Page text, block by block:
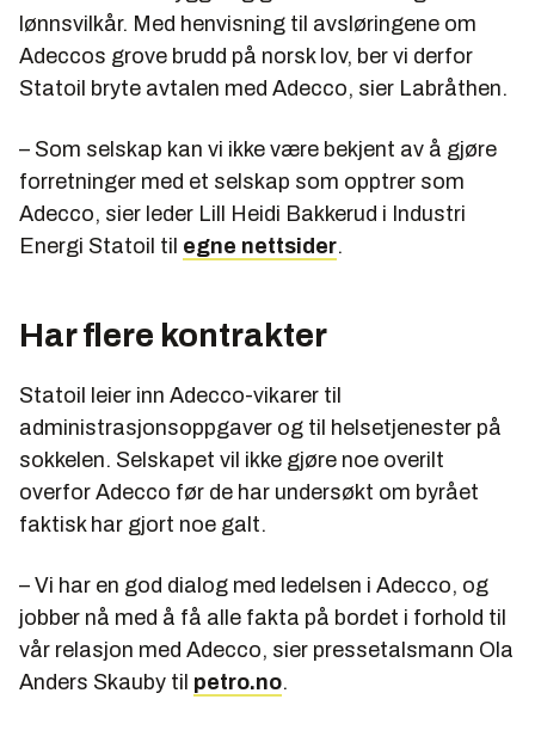
lønnsvilkår. Med henvisning til avsløringene om
Adeccos grove brudd på norsk lov, ber vi derfor
Statoil bryte avtalen med Adecco, sier Labråthen.
– Som selskap kan vi ikke være bekjent av å gjøre
forretninger med et selskap som opptrer som
Adecco, sier leder Lill Heidi Bakkerud i Industri
Energi Statoil til egne nettsider.
Har flere kontrakter
Statoil leier inn Adecco-vikarer til
administrasjonsoppgaver og til helsetjenester på
sokkelen. Selskapet vil ikke gjøre noe overilt
overfor Adecco før de har undersøkt om byrået
faktisk har gjort noe galt.
– Vi har en god dialog med ledelsen i Adecco, og
jobber nå med å få alle fakta på bordet i forhold til
vår relasjon med Adecco, sier pressetalsmann Ola
Anders Skauby til petro.no.